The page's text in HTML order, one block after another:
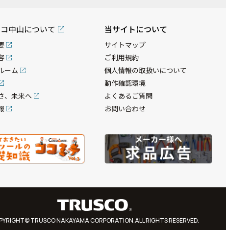
中山について
ーム
、未来へ
当サイトについて
サイトマップ
ご利用規約
個人情報の取扱いについて
動作確認環境
よくあるご質問
お問い合わせ
TRUSCO NAKAYAMA CORPORATION.ALL RIGHTS RESERVED.